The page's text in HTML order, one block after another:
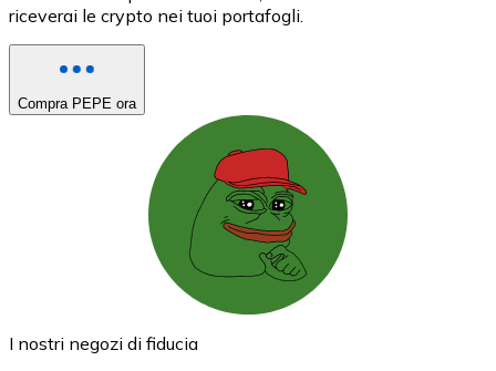
riceverai le crypto nei tuoi portafogli.
Compra PEPE ora
I nostri negozi di fiducia